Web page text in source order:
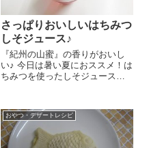
さっぱりおいしいはちみつ
しそジュース♪
『紀州の山蜜』の香りがおいし
い♪ 今日は暑い夏におススメ！は
ちみつを使ったしそジュースの
り外してよく洗います。鍋に
1.8Lの水を沸かし、沸いたら赤
しその葉を...
おやつ・デザートレシピ